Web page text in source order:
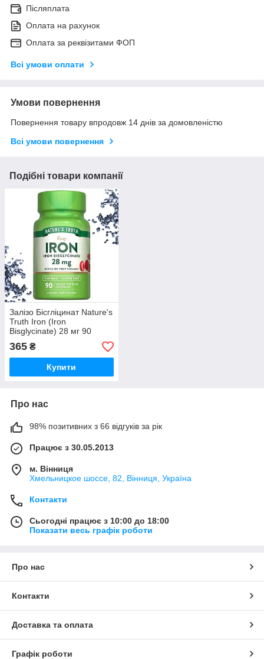
Післяплата
Оплата на рахунок
Оплата за реквізитами ФОП
Всі умови оплати
Умови повернення
Повернення товару впродовж 14 днів за домовленістю
Всі умови повернення
Подібні товари компанії
Залізо Бісгліцинат Nature's
Truth Iron (Iron
Bisglycinate) 28 мг 90
капсул
365 ₴
Купити
Про нас
98% позитивних з 66 відгуків за рік
Працює з 30.05.2013
м. Вінниця
Хмельницкое шоссе, 82, Вінниця, Україна
Контакти
Сьогодні працює з 10:00 до 18:00
Показати весь графік роботи
Про нас
Контакти
Доставка та оплата
Графік роботи